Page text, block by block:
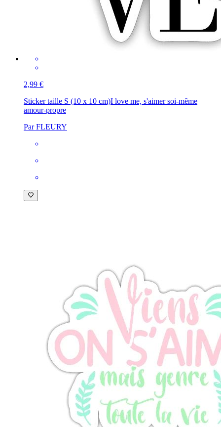
2,99 €
Sticker taille S (10 x 10 cm)I love me, s'aimer soi-même
amour-propre
Par FLEURY